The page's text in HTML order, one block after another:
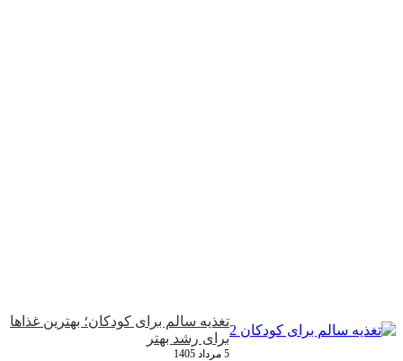
تغذیه سالم برای کودکان؛ بهترین غذاها
برای رشد بهتر
5 مرداد 1405